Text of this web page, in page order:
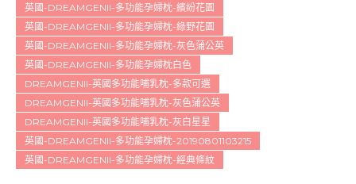
英國-DREAMGENII-多功能孕婦枕-繽紛花園
英國-DREAMGENII-多功能孕婦枕-綠野花園
英國-DREAMGENII-多功能孕婦枕-灰色蒲公英
英國-DREAMGENII-多功能孕婦枕白色
DREAMGENII-英國多功能哺乳枕-多款可選
DREAMGENII-英國多功能哺乳枕-灰色蒲公英
DREAMGENII-英國多功能哺乳枕-灰白星星
英國-DREAMGENII-多功能孕婦枕-20190801103215
英國-DREAMGENII-多功能孕婦枕-經典條紋